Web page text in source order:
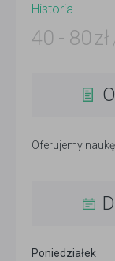
Historia
40 - 80 zł
Oferujemy
Poniedziałek